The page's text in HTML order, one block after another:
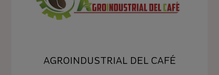
AGROINDUSTRIAL DEL CAFÉ